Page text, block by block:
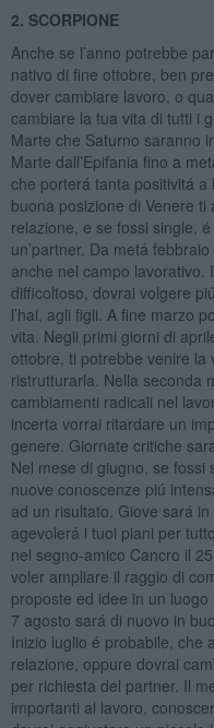
2. SCORPIONE
Anche se l’anno potrebbe
nativo di fine ottobre, ben
dover cambiare lavoro, o
cambiare la tua vita di tutti i
Marte che Saturno saranno
Marte dall’Epifania fino a
che porterá tanta positivitá
buona posizione di Venere
relazione, e se fossi single,
un’partner. Da metá
anche nel campo lavorativo.
difficoltoso, dovrai volgere
l’hai, agli figli. A fine marzo
vita. Negli primi giorni di
ottobre, ti potrebbe venire la
ristrutturarla. Nella seconda
cambiamenti radicali nel
incerta vorrai ritardare un
genere. Giornate critiche
Nel mese di giugno, se
nuove conoscenze piú
ad un risultato. Giove sará
agevolerá i tuoi piani per
nel segno-amico Cancro il
voler ampliare il raggio di
proposte ed idee in un
7 agosto sará di nuovo in
Inizio luglio é probabile, che
relazione, oppure dovrai
per richiesta del partner. Il
importanti al lavoro,